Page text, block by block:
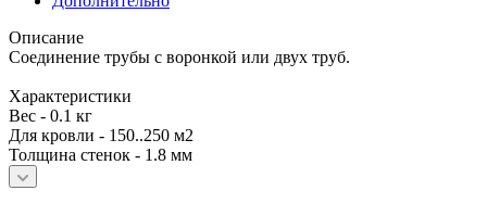
Описание
Соединение трубы с воронкой или двух труб.
Характеристики
Вес - 0.1 кг
Для кровли - 150..250 м2
Толщина стенок - 1.8 мм